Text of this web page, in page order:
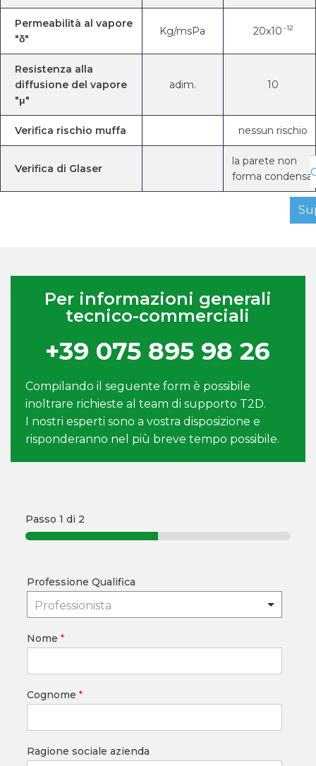
Permeabilità al vapore
"δ"
Kg/msPa 20x10 -12
Resistenza alla
diffusione del vapore
"μ"
adim. 10
Verifica rischio muffa nessun rischio
Verifica di Glaser
la parete non
forma condensa
Per informazioni generali
tecnico-commerciali
+39 075 895 98 26
Compilando il seguente form è possibile
inoltrare richieste al team di supporto T2D.
I nostri esperti sono a vostra disposizione e
risponderanno nel più breve tempo possibile.
Passo 1 di 2
Professione Qualifica
Professionista
Nome *
Cognome *
Ragione sociale azienda